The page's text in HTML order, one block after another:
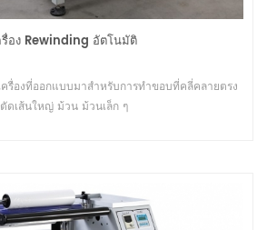
รื่อง Rewinding อัตโนมัติ
รื่องที่ออกแบบมาสำหรับการทำขอบที่คลี่คลายตรง
ตัดเส้นใหญ่ ม้วน ม้วนเล็ก ๆ